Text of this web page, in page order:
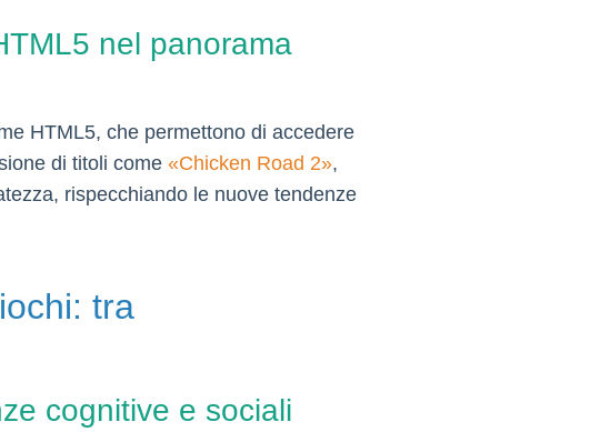
nel panorama
HTML5, che permettono di accedere
di titoli come «Chicken Road 2»,
rispecchiando le nuove tendenze
tra
cognitive e sociali